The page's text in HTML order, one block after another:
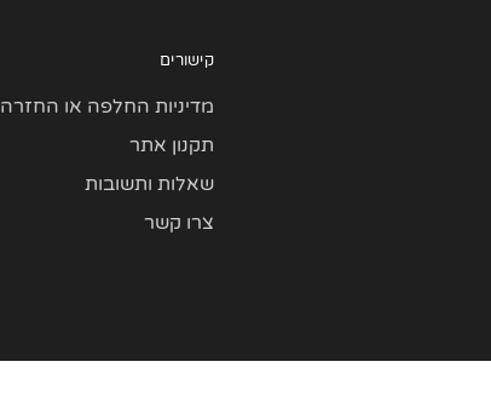
קישורים
מדיניות החלפה או החזרה
תקנון אתר
שאלות ותשובות
צרו קשר